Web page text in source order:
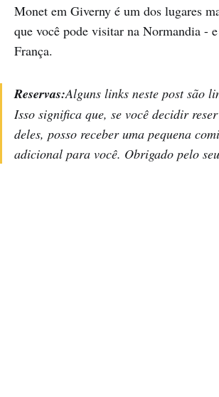
Monet em Giverny é um dos lugares
que você pode visitar na Normandia -
França.
Reservas:Alguns links neste post são
Isso significa que, se você decidir
deles, posso receber uma pequena
adicional para você. Obrigado pelo